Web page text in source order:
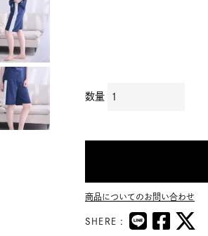
商品についてのお問い合わせ
SHERE :